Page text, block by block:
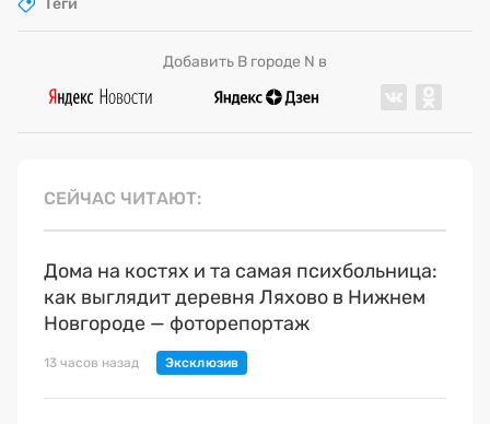
Добавить В городе N в
СЕЙЧАС ЧИТАЮТ
Дома на костях и та самая психбольница:
как выглядит деревня Ляхово в Нижнем
Новгороде — фоторепортаж
13 часов назад